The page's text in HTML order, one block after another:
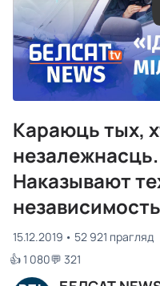
Караюць тых,
Наказывают
независимость
15.12.2019
52 921 прагляд
👍 1 080💬 321